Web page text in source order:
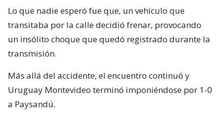
Lo que nadie esperó fue que, un vehículo que
transitaba por la calle decidió frenar, provocando
un insólito choque que quedó registrado durante la
transmisión.
Más allá del accidente, el encuentro continuó y
Uruguay Montevideo terminó imponiéndose por 1-0
a Paysandú.